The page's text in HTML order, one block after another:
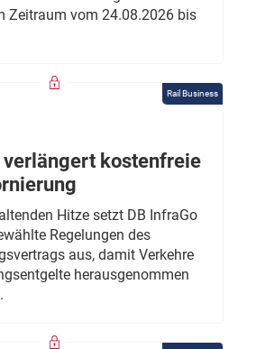
Zeitraum vom 24.08.2026 bis
Rail Business
verlängert kostenfreie
Hitze setzt DB InfraGo
Regelungen des
aus, damit Verkehre
herausgenommen